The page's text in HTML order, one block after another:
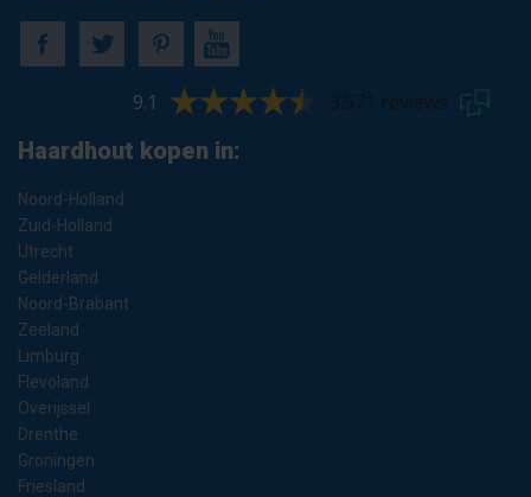
9.1 3.571 reviews
Haardhout kopen in:
Noord-Holland
Zuid-Holland
Utrecht
Gelderland
Noord-Brabant
Zeeland
Limburg
Flevoland
Overijssel
Drenthe
Groningen
Friesland